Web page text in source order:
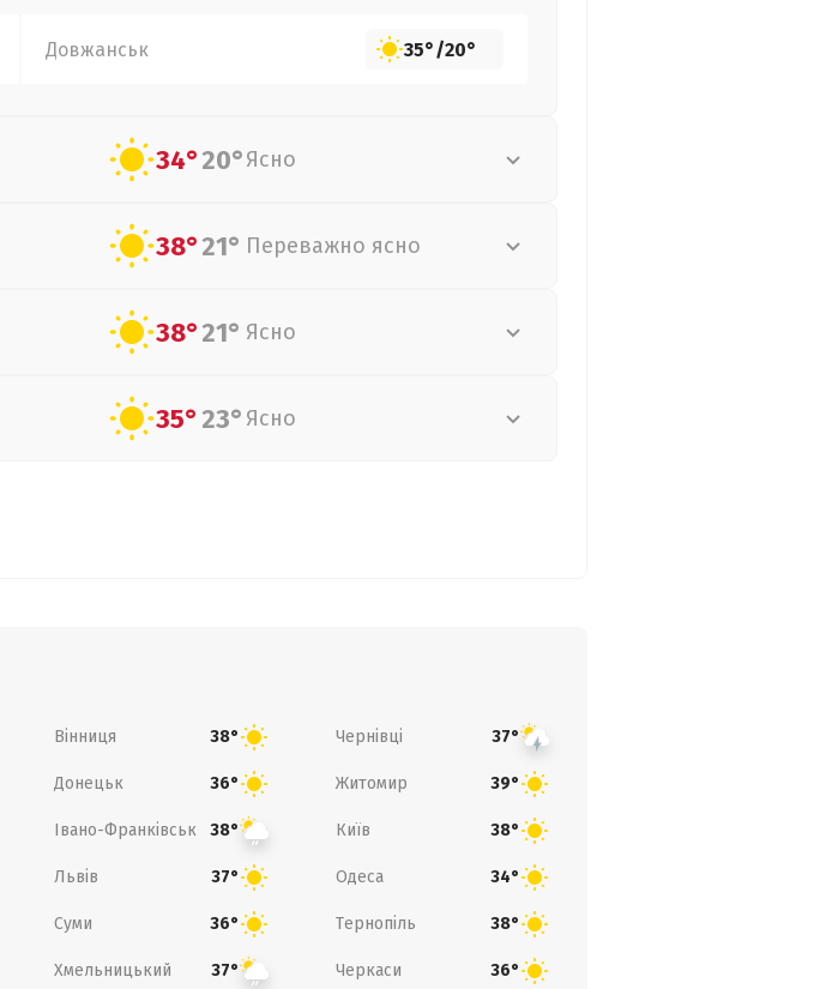
Довжанськ 35°/20°
34°20°Ясно
38°21° Переважно ясно
38°21° Ясно
35°23° Ясно
Вінниця 38° Чернівці 37°
Донецьк 36° Житомир 39°
Івано-Франківськ 38° Київ 38°
Львів 37° Одеса 34°
Суми 36° Тернопіль 38°
Хмельницький 37° Черкаси 36°